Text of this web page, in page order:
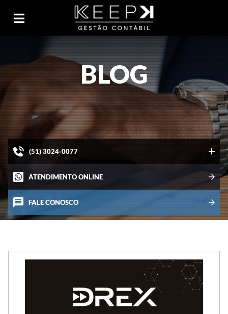
BLOG
(51) 3024-0077
ATENDIMENTO ONLINE
FALE CONOSCO